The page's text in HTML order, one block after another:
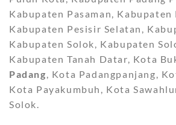
Kabupaten Pasaman, Kabupaten
Kabupaten Pesisir Selatan,
Kabupaten Solok, Kabupaten
Kabupaten Tanah Datar, Kota
Padang , Kota Padangpanjang,
Kota Payakumbuh, Kota
Solok.